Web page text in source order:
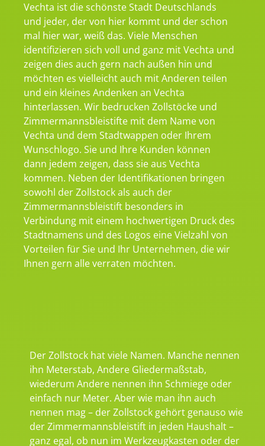
Vechta ist die schönste Stadt Deutschlands
und jeder, der von hier kommt und der schon
mal hier war, weiß das. Viele Menschen
identifizieren sich voll und ganz mit Vechta und
zeigen dies auch gern nach außen hin und
möchten es vielleicht auch mit Anderen teilen
und ein kleines Andenken an Vechta
hinterlassen. Wir bedrucken Zollstöcke und
Zimmermannsbleistifte mit dem Name von
Vechta und dem Stadtwappen oder Ihrem
Wunschlogo. Sie und Ihre Kunden können
dann jedem zeigen, dass sie aus Vechta
kommen. Neben der Identifikationen bringen
sowohl der Zollstock als auch der
Zimmermannsbleistift besonders in
Verbindung mit einem hochwertigen Druck des
Stadtnamens und des Logos eine Vielzahl von
Vorteilen für Sie und Ihr Unternehmen, die wir
Ihnen gern alle verraten möchten.
Der Zollstock hat viele Namen. Manche nennen
ihn Meterstab, Andere Gliedermaßstab,
wiederum Andere nennen ihn Schmiege oder
einfach nur Meter. Aber wie man ihn auch
nennen mag – der Zollstock gehört genauso wie
der Zimmermannsbleistift in jeden Haushalt –
ganz egal, ob nun im Werkzeugkasten oder der